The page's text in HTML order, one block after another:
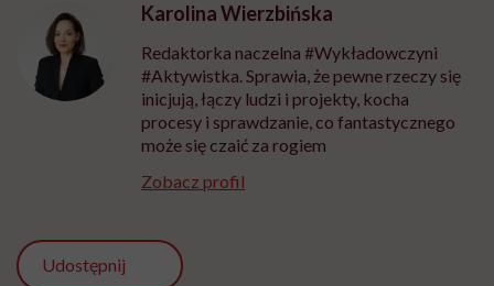
Karolina Wierzbińska
Redaktorka naczelna #Wykładowczyni
#Aktywistka. Sprawia, że pewne rzeczy się
inicjują, łączy ludzi i projekty, kocha
procesy i sprawdzanie, co fantastycznego
może się czaić za rogiem
Zobacz profil
Udostępnij